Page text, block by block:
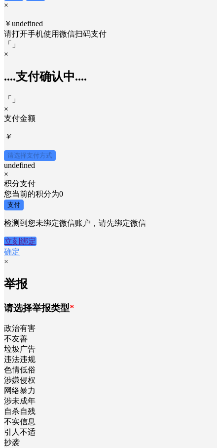
×
￥undefined
请打开手机使用微信扫码支付
「
」
×
....支付确认中....
「
」
×
支付金额
￥
请选择支付方式
undefined
×
积分支付
您当前的积分为0
支付
检测到您未绑定微信账户，请先绑定微信
立刻绑定
确定
×
举报
请选择举报类型*
政治有害
不友善
垃圾广告
违法违规
色情低俗
涉嫌侵权
网络暴力
涉未成年
自杀自残
不实信息
引人不适
抄袭